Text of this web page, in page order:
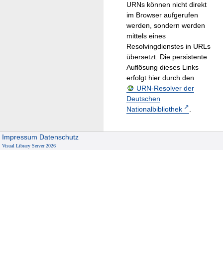
URNs können nicht direkt
im Browser aufgerufen
werden, sondern werden
mittels eines
Resolvingdienstes in URLs
übersetzt. Die persistente
Auflösung dieses Links
erfolgt hier durch den
URN-Resolver der
Deutschen
Nationalbibliothek
.
Impressum Datenschutz
Visual Library Server 2026